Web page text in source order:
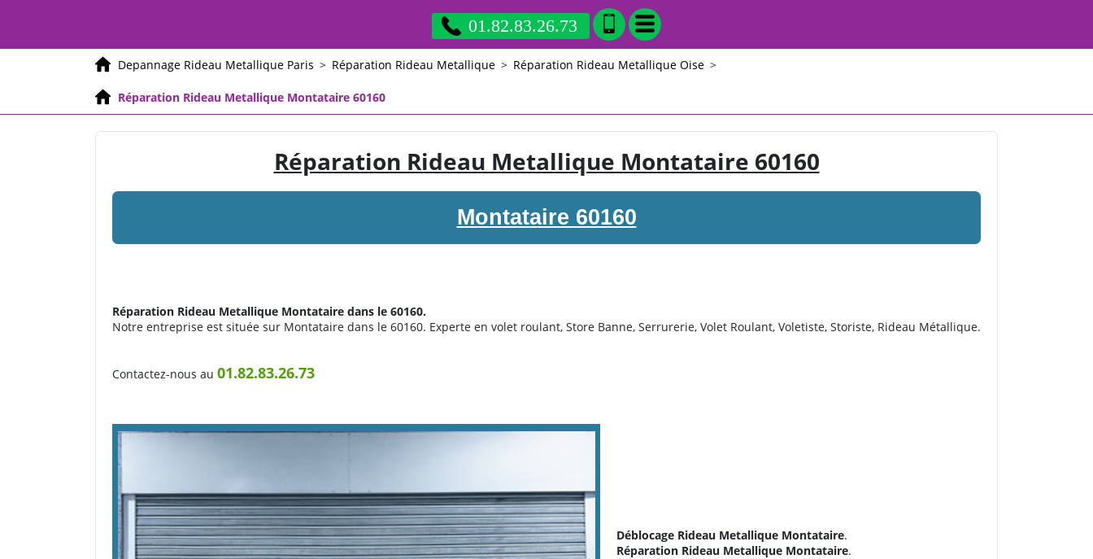
01.82.83.26.73
Depannage Rideau Metallique Paris > Réparation Rideau Metallique > Réparation Rideau Metallique Oise >
Réparation Rideau Metallique Montataire 60160
Réparation Rideau Metallique Montataire 60160
Montataire 60160
Réparation Rideau Metallique Montataire dans le 60160.
Notre entreprise est située sur Montataire dans le 60160. Experte en volet roulant, Store Banne, Serrurerie, Volet Roulant, Voletiste, Storiste, Rideau Métallique.
Contactez-nous au 01.82.83.26.73
Déblocage Rideau Metallique Montataire.
Réparation Rideau Metallique Montataire.